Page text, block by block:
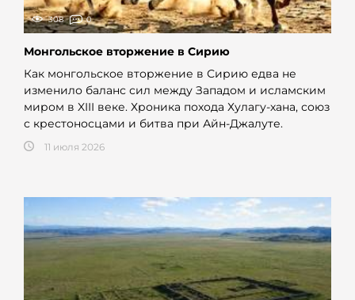
308 0
Монгольское вторжение в Сирию
Как монгольское вторжение в Сирию едва не
изменило баланс сил между Западом и исламским
миром в XIII веке. Хроника похода Хулагу-хана, союз
с крестоносцами и битва при Айн-Джалуте.
11 июля 2026